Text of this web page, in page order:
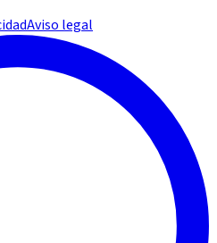
Aviso legal